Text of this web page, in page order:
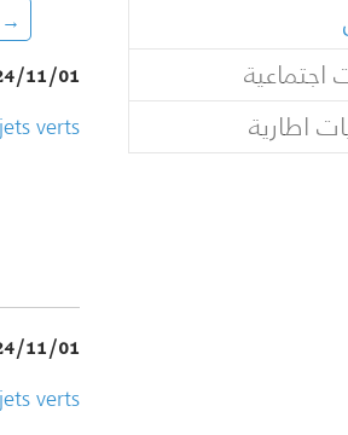
(current)
اجتماعية
اطارية
11/01
verts
11/01
verts